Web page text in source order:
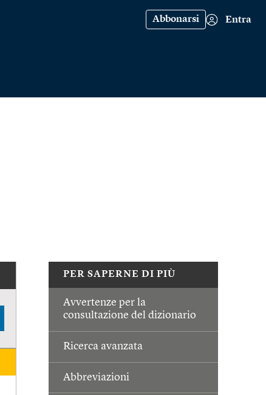
Abbonarsi Entra
PER SAPERNE DI PIÙ
Avvertenze per la
consultazione del dizionario
Ricerca avanzata
Abbreviazioni